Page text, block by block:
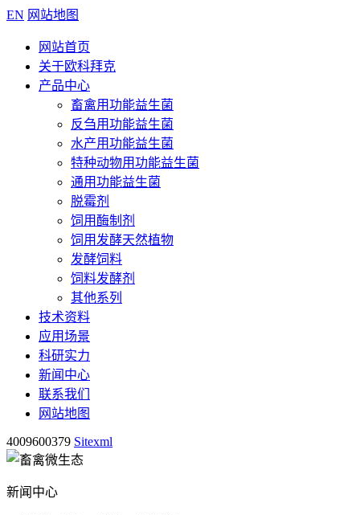
EN 网站地图
网站首页
关于欧科拜克
产品中心
畜禽用功能益生菌
反刍用功能益生菌
水产用功能益生菌
特种动物用功能益生菌
通用功能益生菌
脱霉剂
饲用酶制剂
饲用发酵天然植物
发酵饲料
饲料发酵剂
其他系列
技术资料
应用场景
科研实力
新闻中心
联系我们
网站地图
4009600379 Sitexml
新闻中心